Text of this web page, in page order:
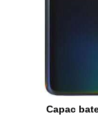
Capac